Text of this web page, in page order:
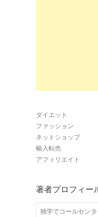
ダイエット
ファッション
ネットショップ
輸入転売
アフィリエイト
著者プロフィー
独学でコールセン